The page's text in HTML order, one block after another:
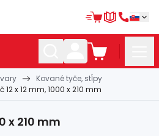
Kované tyče, stĺpy
12 x 12 mm, 1000 x 210 mm
x 210 mm